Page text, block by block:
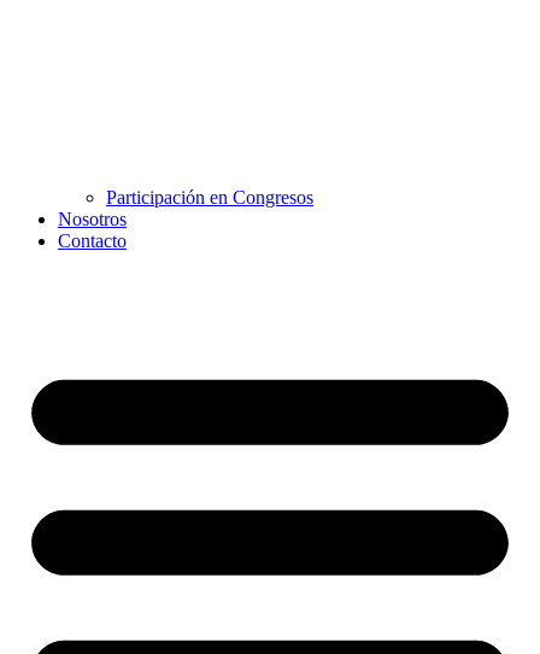
Participación en Congresos
Nosotros
Contacto